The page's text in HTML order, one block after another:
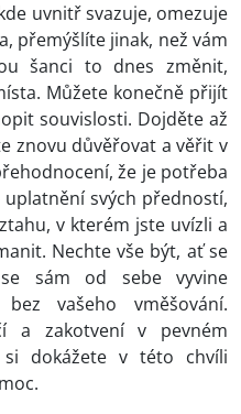
uvnitř svazuje, omezuje
přemýšlíte jinak, než vám
šanci to dnes změnit,
Můžete konečně přijít
souvislosti. Dojděte až
znovu důvěřovat a věřit v
že je potřeba
svých předností,
v kterém jste uvízli a
Nechte vše být, ať se
sám od sebe vyvine
vašeho vměšování.
a zakotvení v pevném
dokážete v této chvíli